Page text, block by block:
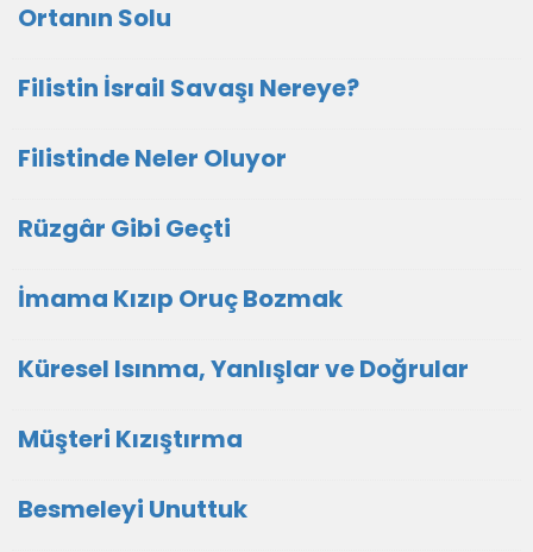
Ortanın Solu
Filistin İsrail Savaşı Nereye?
Filistinde Neler Oluyor
Rüzgâr Gibi Geçti
İmama Kızıp Oruç Bozmak
Küresel Isınma, Yanlışlar ve Doğrular
Müşteri Kızıştırma
Besmeleyi Unuttuk